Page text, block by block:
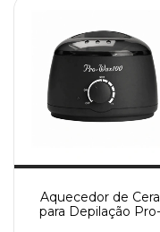
Aquecedor de Cera
para Depilação Pro-